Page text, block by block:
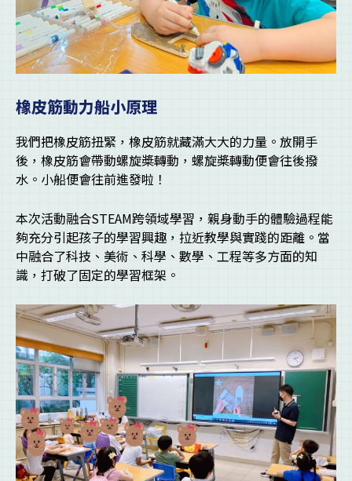
橡皮筋動力船小原理
我們把橡皮筋扭緊，橡皮筋就藏滿大大的力量。放開手
後，橡皮筋會帶動螺旋槳轉動，螺旋槳轉動便會往後撥
水。小船便會往前進發啦！
本次活動融合STEAM跨領域學習，親身動手的體驗過程能
夠充分引起孩子的學習興趣，拉近教學與實踐的距離。當
中融合了科技、美術、科學、數學、工程等多方面的知
識，打破了固定的學習框架。